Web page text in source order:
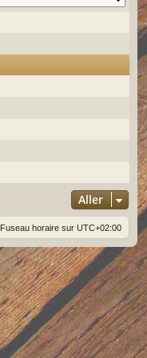
Aller
Fuseau horaire sur UTC+02:00